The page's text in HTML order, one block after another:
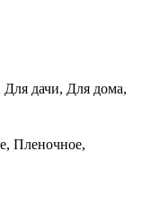
дачи, Для дома,
Пленочное,